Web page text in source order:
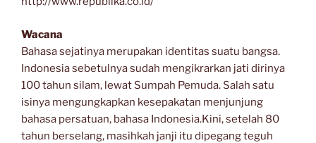
Wacana
Bahasa sejatinya merupakan identitas suatu bangsa.
Indonesia sebetulnya sudah mengikrarkan jati dirinya
100 tahun silam, lewat Sumpah Pemuda. Salah satu
isinya mengungkapkan kesepakatan menjunjung
bahasa persatuan, bahasa Indonesia.Kini, setelah 80
tahun berselang, masihkah janji itu dipegang teguh